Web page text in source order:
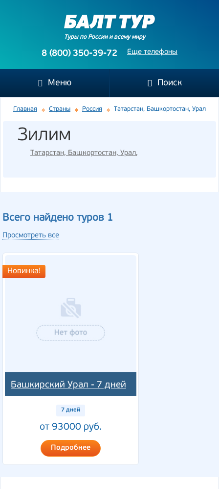
Туры по России и всему миру
Еще телефоны
8 (800) 350-39-72
Меню Поиск
Главная Страны Россия Татарстан, Башкортостан, Урал
Зилим
Татарстан, Башкортостан, Урал,
Всего найдено туров 1
Просмотреть все
Башкирский Урал - 7 дней
Новинка!
7 дней
от 93000 руб.
Подробнее